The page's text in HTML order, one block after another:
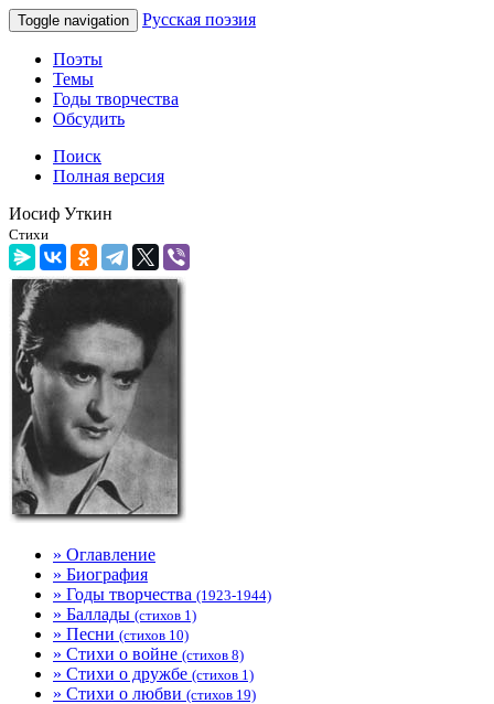
Toggle navigation Русская поэзия
Поэты
Темы
Годы творчества
Обсудить
Поиск
Полная версия
Иосиф Уткин
Стихи
» Оглавление
» Биография
» Годы творчества (1923-1944)
» Баллады (стихов 1)
» Песни (стихов 10)
» Стихи о войне (стихов 8)
» Стихи о дружбе (стихов 1)
» Стихи о любви (стихов 19)